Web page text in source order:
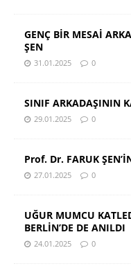
GENÇ BİR MESAİ
ŞEN
31.01.2025 0
SINIF ARKADAŞININ
29.01.2025 0
Prof. Dr. FARUK
27.01.2025 0
UĞUR MUMCU
BERLİN’DE DE ANILDI
24.01.2025 0